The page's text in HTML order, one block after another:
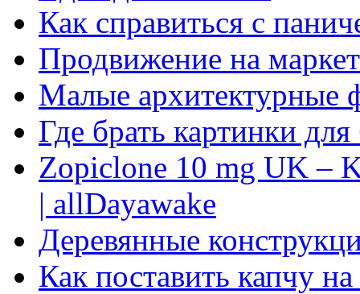
Как справиться с
Продвижение на
Малые архитектурные
Где брать картинки
Zopiclone 10 mg UK –
| allDayawake
Деревянные
Как поставить капчу